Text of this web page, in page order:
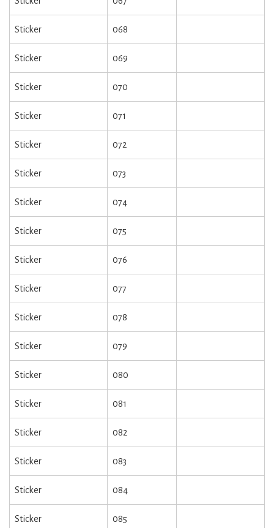
Sticker 068
Sticker 069
Sticker 070
Sticker 071
Sticker 072
Sticker 073
Sticker 074
Sticker 075
Sticker 076
Sticker 077
Sticker 078
Sticker 079
Sticker 080
Sticker 081
Sticker 082
Sticker 083
Sticker 084
Sticker 085